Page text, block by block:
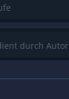
durch Autor